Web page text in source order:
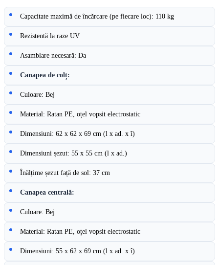
Capacitate maximă de încărcare (pe fiecare loc): 110 kg
Rezistentă la raze UV
Asamblare necesară: Da
Canapea de colț:
Culoare: Bej
Material: Ratan PE, oțel vopsit electrostatic
Dimensiuni: 62 x 62 x 69 cm (l x ad. x î)
Dimensiuni șezut: 55 x 55 cm (l x ad.)
Înălțime șezut față de sol: 37 cm
Canapea centrală:
Culoare: Bej
Material: Ratan PE, oțel vopsit electrostatic
Dimensiuni: 55 x 62 x 69 cm (l x ad. x î)